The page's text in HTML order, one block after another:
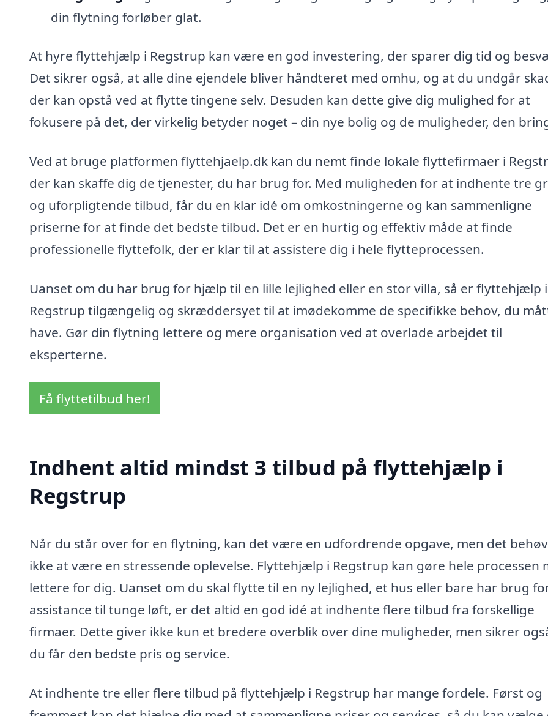
din flytning forløber glat.
At hyre flyttehjælp i Regstrup kan være en god investering, der sparer dig tid og
Det sikrer også, at alle dine ejendele bliver håndteret med omhu, og at du undgår
der kan opstå ved at flytte tingene selv. Desuden kan dette give dig mulighed for at
fokusere på det, der virkelig betyder noget – din nye bolig og de muligheder, den
Ved at bruge platformen flyttehjaelp.dk kan du nemt finde lokale flyttefirmaer i
der kan skaffe dig de tjenester, du har brug for. Med muligheden for at indhente tre
og uforpligtende tilbud, får du en klar idé om omkostningerne og kan sammenligne
priserne for at finde det bedste tilbud. Det er en hurtig og effektiv måde at finde
professionelle flyttefolk, der er klar til at assistere dig i hele flytteprocessen.
Uanset om du har brug for hjælp til en lille lejlighed eller en stor villa, så er flyttehjælp i
Regstrup tilgængelig og skræddersyet til at imødekomme de specifikke behov, du
have. Gør din flytning lettere og mere organisation ved at overlade arbejdet til
eksperterne.
Få flyttetilbud her!
Indhent altid mindst 3 tilbud på flyttehjælp i
Regstrup
Når du står over for en flytning, kan det være en udfordrende opgave, men det
ikke at være en stressende oplevelse. Flyttehjælp i Regstrup kan gøre hele processen
lettere for dig. Uanset om du skal flytte til en ny lejlighed, et hus eller bare har brug
assistance til tunge løft, er det altid en god idé at indhente flere tilbud fra forskellige
firmaer. Dette giver ikke kun et bredere overblik over dine muligheder, men sikrer
du får den bedste pris og service.
At indhente tre eller flere tilbud på flyttehjælp i Regstrup har mange fordele. Først og